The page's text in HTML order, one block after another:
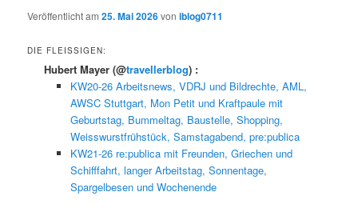
Veröffentlicht am25. Mai 2026voniblog0711
DIE FLEISSIGEN:
Hubert Mayer(@travellerblog) :
KW20-26 Arbeitsnews, VDRJ und Bildrechte, AML,
AWSC Stuttgart, Mon Petit und Kraftpaule mit
Geburtstag, Bummeltag, Baustelle, Shopping,
Weisswurstfrühstück, Samstagabend, pre:publica
KW21-26 re:publica mit Freunden, Griechen und
Schifffahrt, langer Arbeitstag, Sonnentage,
Spargelbesen und Wochenende